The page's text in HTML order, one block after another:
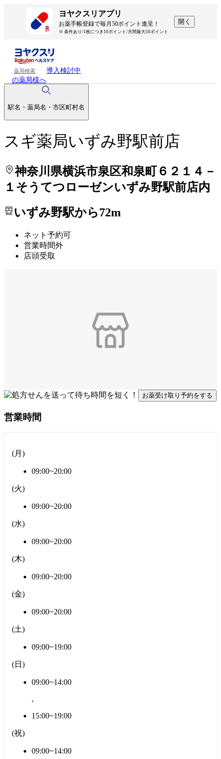
ヨヤクスリアプリ
お薬手帳登録で毎月50ポイント進呈！
※ 条件あり/1枚につき10ポイント/月間最大50ポイント
開く
薬局検索
導入検討中
の薬局様へ
駅名・薬局名・市区町村名
スギ薬局いずみ野駅前店
神奈川県横浜市泉区和泉町６２１４－
１そうてつローゼンいずみ野駅前店内
いずみ野駅から72m
ネット予約可
営業時間外
店頭受取
処方せんを送って待ち時間を短く！
お薬受け取り予約をする
営業時間
(月 )
09:00~20:00
(火)
09:00~20:00
(水)
09:00~20:00
(木)
09:00~20:00
(金)
09:00~20:00
(土)
09:00~19:00
(日 )
09:00~14:00
,
15:00~19:00
(祝)
09:00~14:00
処方せんを送って待ち時間を短く！